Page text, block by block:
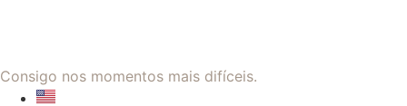
Consigo nos momentos mais difíceis.